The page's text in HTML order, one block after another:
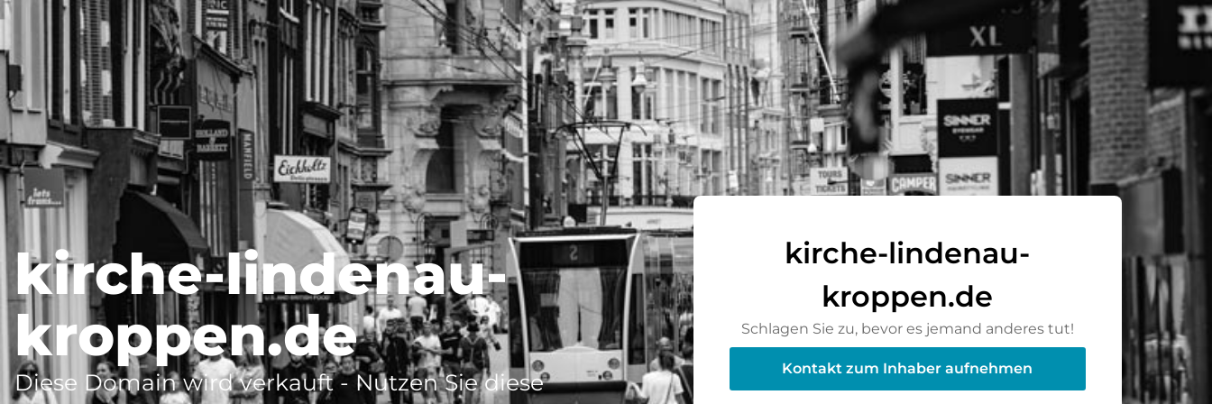
kirche-lindenau-
kroppen.de
Diese Domain wird verkauft - Nutzen Sie diese
kirche-lindenau-
kroppen.de
Schlagen Sie zu, bevor es jemand anderes tut!
Kontakt zum Inhaber aufnehmen